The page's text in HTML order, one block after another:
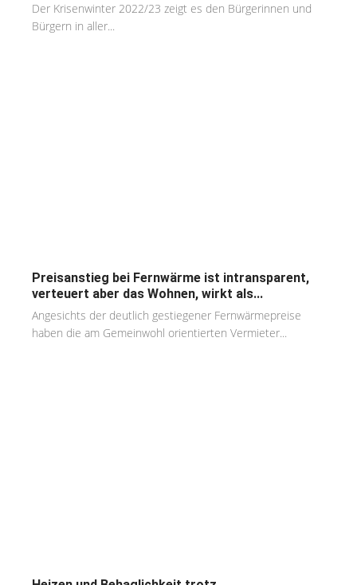
Der Krisenwinter 2022/23 zeigt es den Bürgerinnen und
Bürgern in aller...
Preisanstieg bei Fernwärme ist intransparent,
verteuert aber das Wohnen, wirkt als...
Angesichts der deutlich gestiegener Fernwärmepreise
haben die am Gemeinwohl orientierten Vermieter...